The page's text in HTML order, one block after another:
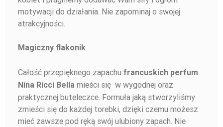
motywacji do działania. Nie zapominaj o swojej
atrakcyjności.
Magiczny flakonik
Całość przepięknego zapachu francuskich perfum
Nina Ricci Bella mieści się w wygodnej oraz
praktycznej buteleczce. Formuła jaką stworzyliśmy
zmieści się do każdej torebki, dzięki czemu możesz
mieć zawsze pod ręką swój ulubiony zapach. Nie